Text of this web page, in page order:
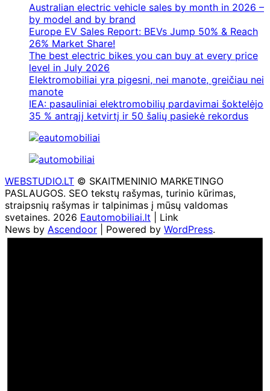
Australian electric vehicle sales by month in 2026 –
by model and by brand
Europe EV Sales Report: BEVs Jump 50% & Reach
26% Market Share!
The best electric bikes you can buy at every price
level in July 2026
Elektromobiliai yra pigesni, nei manote, greičiau nei
manote
IEA: pasauliniai elektromobilių pardavimai šoktelėjo
35 % antrąjį ketvirtį ir 50 šalių pasiekė rekordus
WEBSTUDIO.LT © SKAITMENINIO MARKETINGO
PASLAUGOS. SEO tekstų rašymas, turinio kūrimas,
straipsnių rašymas ir talpinimas į mūsų valdomas
svetaines. 2026 Eautomobiliai.lt | Link
News by Ascendoor | Powered by WordPress.